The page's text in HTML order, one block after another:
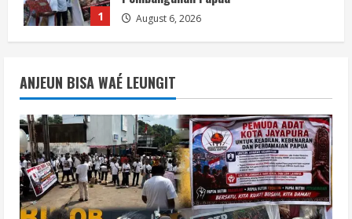
1 August 6, 2026
2
BMP Kecam Aksi KNPB, Serukan
Persatuan Demi Papua yang Kondusif
Berita
Perang Algoritma AI Makin Kompleks,
Publik Diminta Verifikasi Informasi
Digital
ANJEUN BISA WAÉ LEUNGIT